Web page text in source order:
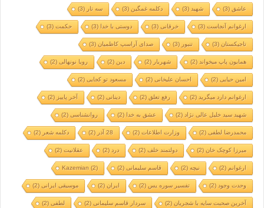
عاشق (3) شهید (3) دکلمه غمگین (3) سه تار (3)
ارغوانم آنجاست(3) خرقانی(3) دوستی با خدا (3) حکمت(3)
تاجیکستان(3) تنبور (3) صدای آراسپ کاظمیان(3)
همایون پاپ میخواند (2) شهریار (2) دین (2) رویا نونهالی(2)
امین حیایی(2) احسان علیخانی(2) مسعود تو کجایی(2)
ارغوانم دارد میگرید (2) رفع تعلق (2) دینانی(2) آخر پاییز (2)
شهید سید خلیل عالی نژاد (2) عشق به خدا (2) روانشناسی(2)
محمدرضا لطفی(2) وزارت اطلاعات(2) 28 آذر (2) دکلمه شعر (2)
میرزا کوچک خان(2) دولتمند خلف(2) درد (2) عقلانیت(2)
ارغوانم (2) نیچه(2) قاسم سلیمانی(2)
Kazemian (2)
وحدت وجود (2) تفسیر سوره یس (2) ایران(2) موسیقی ایرانی(2)
آخرین صحبت سایه با شجریان(2) سردار قاسم سلیمانی(2) لطفی(2)